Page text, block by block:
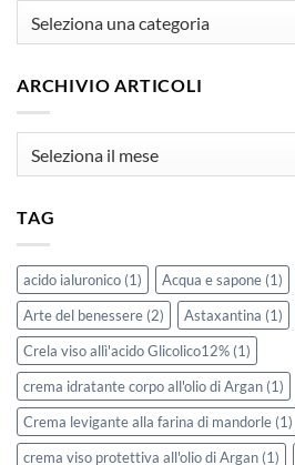
ARCHIVIO ARTICOLI
TAG
acido ialuronico (1) Acqua e sapone (1)
Arte del benessere (2) Astaxantina (1)
Crela viso allì'acido Glicolico12% (1)
crema idratante corpo all'olio di Argan (1)
Crema levigante alla farina di mandorle (1)
crema viso protettiva all'olio di Argan (1)